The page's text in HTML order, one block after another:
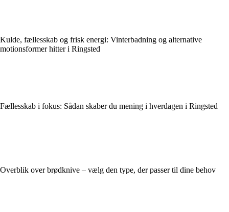
Kulde, fællesskab og frisk energi: Vinterbadning og alternative
motionsformer hitter i Ringsted
Fællesskab i fokus: Sådan skaber du mening i hverdagen i Ringsted
Overblik over brødknive – vælg den type, der passer til dine behov